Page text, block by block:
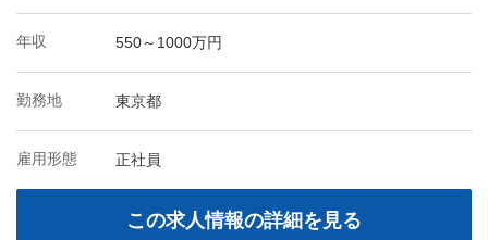
年収 550～1000万円
勤務地 東京都
雇用形態 正社員
この求人情報の詳細を見る